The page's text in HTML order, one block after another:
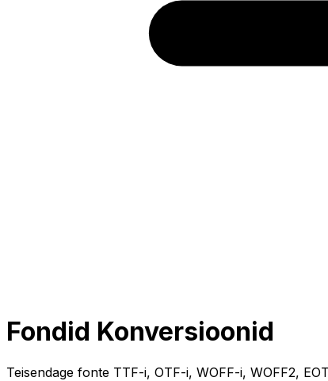
Fondid Konversioonid
Teisendage fonte TTF-i, OTF-i, WOFF-i, WOFF2,